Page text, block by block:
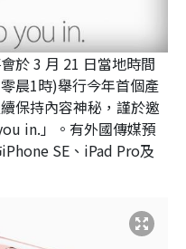
於 3 月 21 日當地時間
晨1時)舉行今年首個產
保持內容神秘，謹於邀
in.」。有外國傳媒預
SE、iPad Pro及